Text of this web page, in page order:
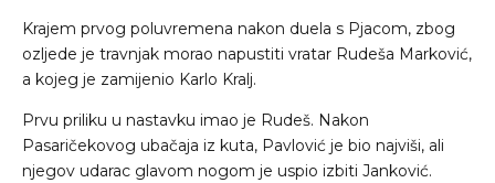
Krajem prvog poluvremena nakon duela s Pjacom, zbog
ozljede je travnjak morao napustiti vratar Rudeša Marković,
a kojeg je zamijenio Karlo Kralj.
Prvu priliku u nastavku imao je Rudeš. Nakon
Pasaričekovog ubačaja iz kuta, Pavlović je bio najviši, ali
njegov udarac glavom nogom je uspio izbiti Janković.